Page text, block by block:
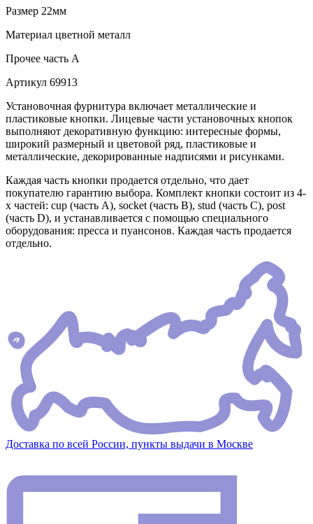
Размер 22мм
Материал цветной металл
Прочее часть A
Артикул 69913
Установочная фурнитура включает металлические и
пластиковые кнопки. Лицевые части установочных кнопок
выполняют декоративную функцию: интересные формы,
широкий размерный и цветовой ряд, пластиковые и
металлические, декорированные надписями и рисунками.
Каждая часть кнопки продается отдельно, что дает
покупателю гарантию выбора. Комплект кнопки состоит из 4-
х частей: cup (часть А), socket (часть В), stud (часть С), post
(часть D), и устанавливается с помощью специального
оборудования: пресса и пуансонов. Каждая часть продается
отдельно.
Доставка по всей России, пункты выдачи в Москве